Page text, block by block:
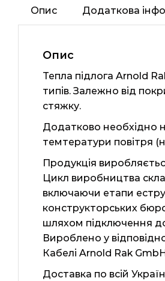
Опис Додаткова
Опис
Тепла підлога Arnold
типів. Залежно від
стяжку.
Додатково необхідно
темтератури повітря
Продукція
Цикл виробництва
включаючи етапи
конструкторських
шляхом підключення
Вироблено у
Кабелі Arnold Rak
Доставка по всій